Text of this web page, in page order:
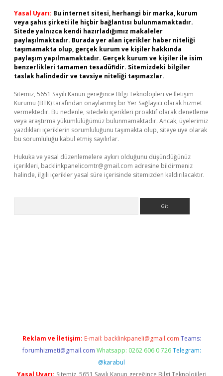
Yasal Uyarı: Bu internet sitesi, herhangi bir marka, kurum
veya şahıs şirketi ile hiçbir bağlantısı bulunmamaktadır.
Sitede yalnızca kendi hazırladığımız makaleler
paylaşılmaktadır. Burada yer alan içerikler haber niteliği
taşımamakta olup, gerçek kurum ve kişiler hakkında
paylaşım yapılmamaktadır. Gerçek kurum ve kişiler ile isim
benzerlikleri tamamen tesadüfidir. Sitemizdeki bilgiler
taslak halindedir ve tavsiye niteliği taşımazlar.
Sitemiz, 5651 Sayılı Kanun gereğince Bilgi Teknolojileri ve İletişim
Kurumu (BTK) tarafından onaylanmış bir Yer Sağlayıcı olarak hizmet
vermektedir. Bu nedenle, sitedeki içerikleri proaktif olarak denetleme
veya araştırma yükümlülüğümüz bulunmamaktadır. Ancak, üyelerimiz
yazdıkları içeriklerin sorumluluğunu taşımakta olup, siteye üye olarak
bu sorumluluğu kabul etmiş sayılırlar.
Hukuka ve yasal düzenlemelere aykırı olduğunu düşündüğünüz
içerikleri, backlinkpanelicomtr@gmail.com adresine bildirmeniz
halinde, ilgili içerikler yasal süre içerisinde sitemizden kaldırılacaktır.
Reklam ve İletişim: E-mail: backlinkpaneli@gmail.com Teams:
forumhizmeti@gmail.com Whatsapp: 0262 606 0 726 Telegram:
@karabul
Yasal Uyarı: Sitemiz, 5651 Sayılı Kanun gereğince Bilgi Teknolojileri